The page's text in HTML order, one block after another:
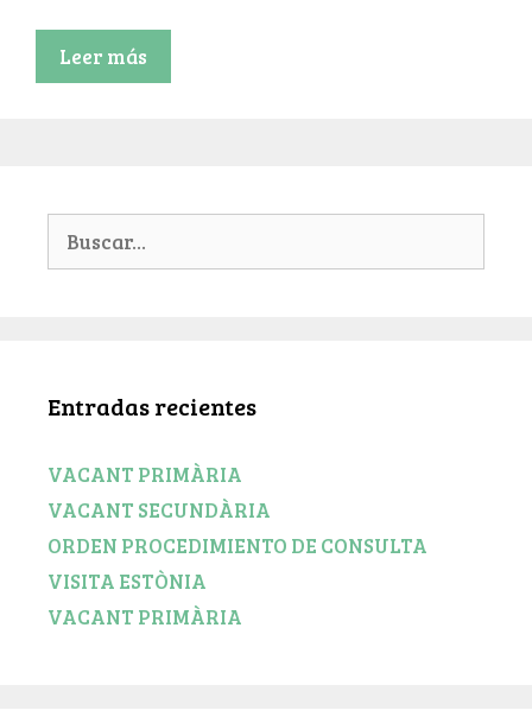
Leer más
Entradas recientes
VACANT PRIMÀRIA
VACANT SECUNDÀRIA
ORDEN PROCEDIMIENTO DE CONSULTA
VISITA ESTÒNIA
VACANT PRIMÀRIA